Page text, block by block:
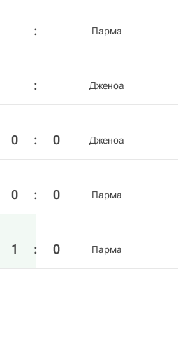
Парма
Дженоа
0 : 0 Дженоа
0 : 0 Парма
1 : 0 Парма